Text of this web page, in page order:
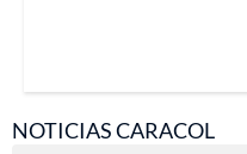
NOTICIAS CARACOL